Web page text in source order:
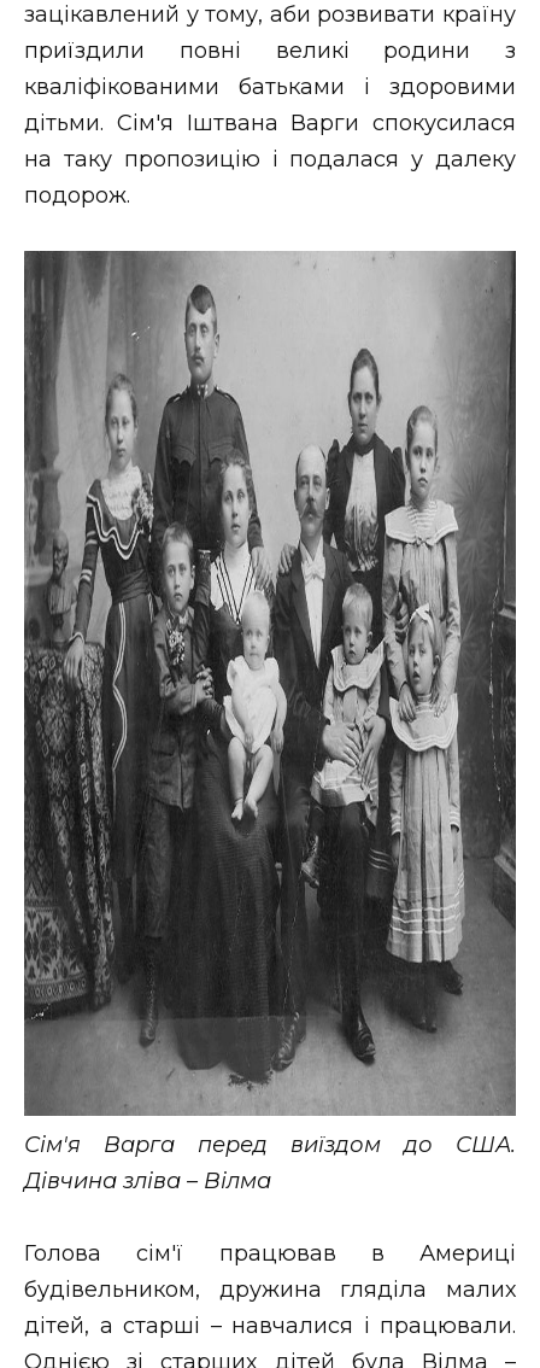
зацікавлений у тому, аби розвивати країну
приїздили повні великі родини з
кваліфікованими батьками і здоровими
дітьми. Сім'я Іштвана Варги спокусилася
на таку пропозицію і подалася у далеку
подорож.
Сім'я Варга перед виїздом до США.
Дівчина зліва – Вілма
Голова сім'ї працював в Америці
будівельником, дружина гляділа малих
дітей, а старші – навчалися і працювали.
Однією зі старших дітей була Вілма –